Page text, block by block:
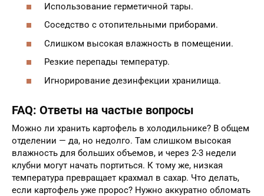
Использование герметичной тары.
Соседство с отопительными приборами.
Слишком высокая влажность в помещении.
Резкие перепады температур.
Игнорирование дезинфекции хранилища.
FAQ: Ответы на частые вопросы
Можно ли хранить картофель в холодильнике? В общем
отделении — да, но недолго. Там слишком высокая
влажность для больших объемов, и через 2-3 недели
клубни могут начать портиться. К тому же, низкая
температура превращает крахмал в сахар. Что делать,
если картофель уже пророс? Нужно аккуратно обломать